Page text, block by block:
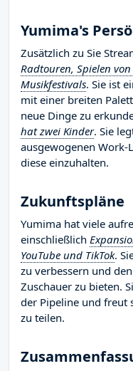
Yumima's
Zusätzlich zu Sie
Radtouren, Spielen
Musikfestivals. Sie ist
mit einer breiten
neue Dinge zu
hat zwei Kinder. Sie
ausgewogenen Work-
diese einzuhalten.
Zukunftspläne
Yumima hat viele
einschließlich
YouTube und TikTok.
zu verbessern und
Zuschauer zu bieten.
der Pipeline und freut
zu teilen.